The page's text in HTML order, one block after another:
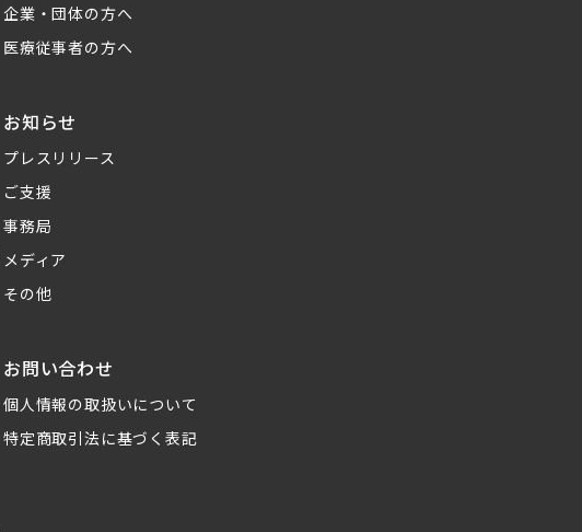
企業・団体の方へ
医療従事者の方へ
お知らせ
プレスリリース
ご支援
事務局
メディア
その他
お問い合わせ
個人情報の取扱いについて
特定商取引法に基づく表記